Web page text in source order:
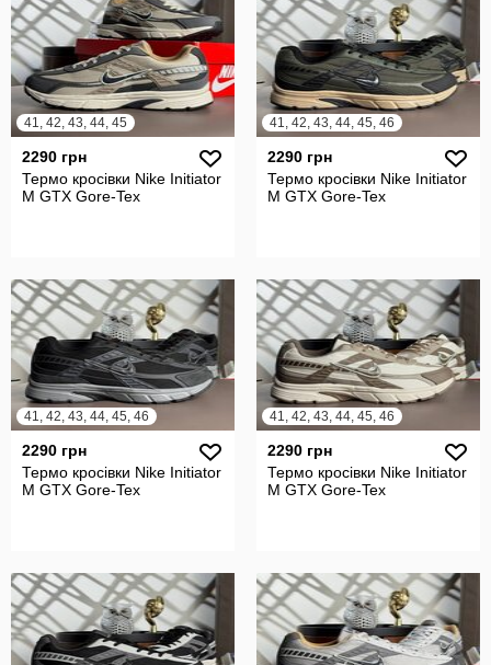
41, 42, 43, 44, 45
2290 грн
Термо кросівки Nike Initiator
M GTX Gore-Tex
41, 42, 43, 44, 45, 46
2290 грн
Термо кросівки Nike Initiator
M GTX Gore-Tex
41, 42, 43, 44, 45, 46
2290 грн
Термо кросівки Nike Initiator
M GTX Gore-Tex
41, 42, 43, 44, 45, 46
2290 грн
Термо кросівки Nike Initiator
M GTX Gore-Tex